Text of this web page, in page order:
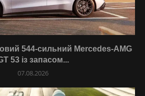
544-сильний Mercedes-AMG
53 із запасом...
07.08.2026